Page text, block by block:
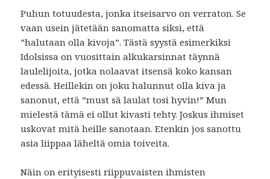
Puhun totuudesta, jonka itseisarvo on verraton. Se
vaan usein jätetään sanomatta siksi, että
”halutaan olla kivoja”. Tästä syystä esimerkiksi
Idolsissa on vuosittain alkukarsinnat täynnä
laulelijoita, jotka nolaavat itsensä koko kansan
edessä. Heillekin on joku halunnut olla kiva ja
sanonut, että ”must sä laulat tosi hyvin!” Mun
mielestä tämä ei ollut kivasti tehty. Joskus ihmiset
uskovat mitä heille sanotaan. Etenkin jos sanottu
asia liippaa läheltä omia toiveita.
Näin on erityisesti riippuvaisten ihmisten